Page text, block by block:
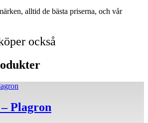
alltid de bästa priserna, och vår
också
Plagron